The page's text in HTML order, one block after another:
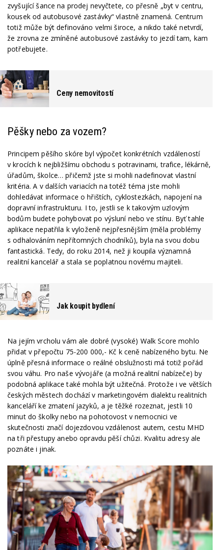
zvyšující šance na prodej nevyčtete, co přesně „byt v centru,
kousek od autobusové zastávky“ vlastně znamená. Centrum
totiž může být definováno velmi široce, a nikdo také netvrdí,
že zrovna ze zmíněné autobusové zastávky to jezdí tam, kam
potřebujete.
Ceny nemovitostí
Pěšky nebo za vozem?
Principem pěšího skóre byl výpočet konkrétních vzdáleností
v krocích k nejbližšímu obchodu s potravinami, trafice, lékárně,
úřadům, školce… přičemž jste si mohli nadefinovat vlastní
kritéria. A v dalších variacích na totéž téma jste mohli
dohledávat informace o hřištích, cyklostezkách, napojení na
dopravní infrastrukturu. I to, jestli se k takovým uzlovým
bodům budete pohybovat po výsluní nebo ve stínu. Byť tahle
aplikace nepatřila k vyloženě nejpřesnějším (měla problémy
s odhalováním nepřítomných chodníků), byla na svou dobu
fantastická. Tedy, do roku 2014, než ji koupila významná
realitní kancelář a stala se poplatnou novému majiteli.
Jak koupit bydlení
Na jejím vrcholu vám ale dobré (vysoké) Walk Score mohlo
přidat v přepočtu 75-200 000,- Kč k ceně nabízeného bytu. Ne
úplně přesná informace o reálné obslužnosti má totiž pořád
svou váhu. Pro naše vývojáře (a možná realitní nabízeče) by
podobná aplikace také mohla být užitečná. Protože i ve větších
českých městech dochází v marketingovém dialektu realitních
kanceláří ke zmatení jazyků, a je těžké rozeznat, jestli 10
minut do školky nebo na pohotovost v nemocnici ve
skutečnosti značí dojezdovou vzdálenost autem, cestu MHD
na tři přestupy anebo opravdu pěší chůzi. Kvalitu adresy ale
poznáte i jinak.